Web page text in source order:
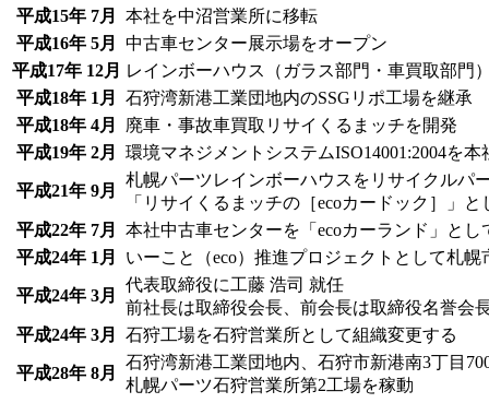
平成15年 7月
本社を中沼営業所に移転
平成16年 5月
中古車センター展示場をオープン
平成17年 12月 レインボーハウス（ガラス部門・車買取部門
平成18年 1月
石狩湾新港工業団地内のSSGリポ工場を継承
平成18年 4月
廃車・事故車買取リサイくるまッチを開発
平成19年 2月
環境マネジメントシステムISO14001:2004を
平成21年 9月
札幌パーツレインボーハウスをリサイクルパ
「リサイくるまッチの［ecoカードック］」と
平成22年 7月
本社中古車センターを「ecoカーランド」と
平成24年 1月
いーこと（eco）推進プロジェクトとして札
平成24年 3月
代表取締役に工藤 浩司 就任
前社長は取締役会長、前会長は取締役名誉会
平成24年 3月
石狩工場を石狩営業所として組織変更する
平成28年 8月
石狩湾新港工業団地内、石狩市新港南3丁目
札幌パーツ石狩営業所第2工場を稼動